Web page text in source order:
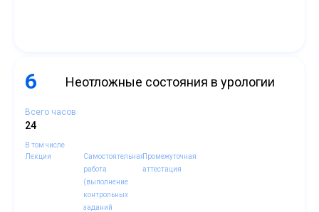
6 Неотложные состояния в урологии
Всего часов
24
В том числе
Лекции
Самостоятельная
работа
(выполнение
контрольных
заданий
Промежуточная
аттестация